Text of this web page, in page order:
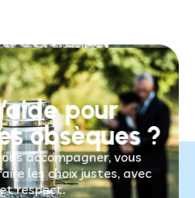
pour
obsèques ?
accompagner, vous
les choix justes, avec
et respect.